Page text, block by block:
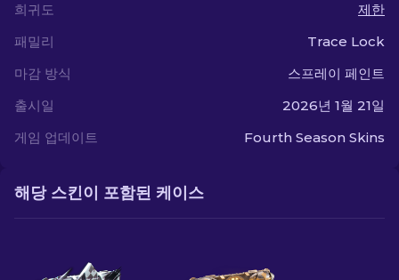
희귀도
제한
패밀리
Trace Lock
마감 방식
스프레이 페인트
출시일
2026년 1월 21일
게임 업데이트
Fourth Season Skins
해당 스킨이 포함된 케이스